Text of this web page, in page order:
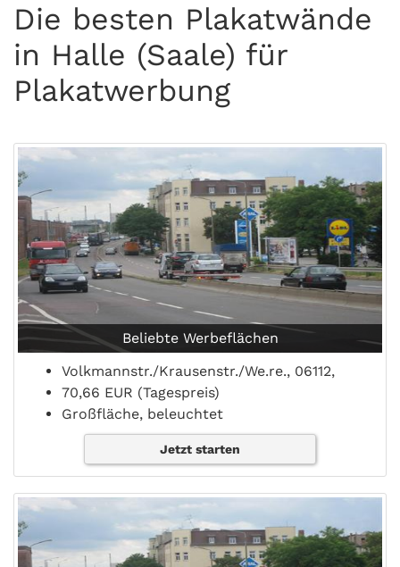
Die besten Plakatwände
in Halle (Saale) für
Plakatwerbung
Beliebte Werbeflächen
Volkmannstr./Krausenstr./We.re., 06112,
70,66 EUR (Tagespreis)
Großfläche, beleuchtet
Jetzt starten